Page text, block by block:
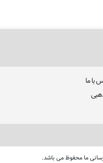
با ما
ما محفوظ می باشد.